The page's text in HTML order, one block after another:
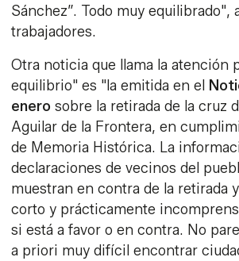
Sánchez”. Todo muy equilibrado",
trabajadores.
Otra noticia que llama la atención
equilibrio" es "la emitida en el
enerosobre la retirada de la cruz
Aguilar de la Frontera, en
de Memoria Histórica. La
declaraciones de vecinos del
muestran en contra de la retirada
corto y prácticamente
si está a favor o en contra. No
a priori muy difícil encontrar